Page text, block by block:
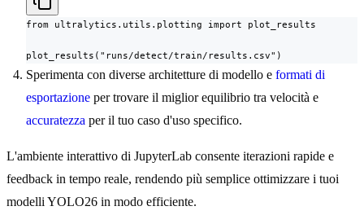
from ultralytics.utils.plotting import plot_results
plot_results("runs/detect/train/results.csv")
Sperimenta con diverse architetture di modello e formati di
esportazione per trovare il miglior equilibrio tra velocità e
accuratezza per il tuo caso d'uso specifico.
L'ambiente interattivo di JupyterLab consente iterazioni rapide e
feedback in tempo reale, rendendo più semplice ottimizzare i tuoi
modelli YOLO26 in modo efficiente.